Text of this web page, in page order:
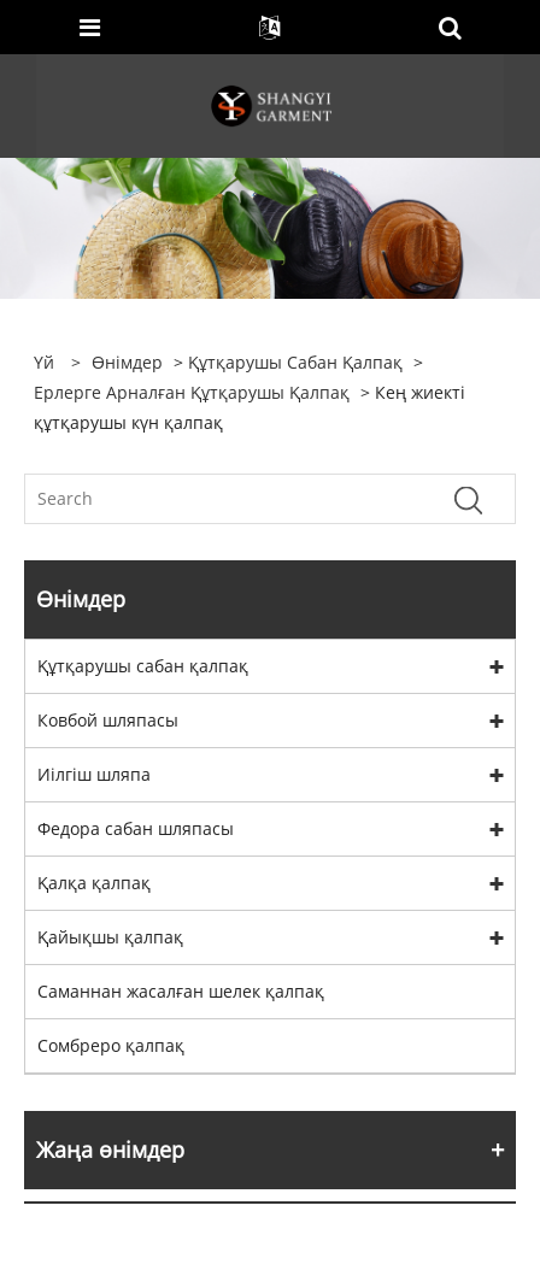
Үй > Өнімдер > Құтқарушы Сабан Қалпақ >
Ерлерге Арналған Құтқарушы Қалпақ > Кең жиекті
құтқарушы күн қалпақ
Өнімдер
Құтқарушы сабан қалпақ
Ковбой шляпасы
Иілгіш шляпа
Федора сабан шляпасы
Қалқа қалпақ
Қайықшы қалпақ
Саманнан жасалған шелек қалпақ
Сомбреро қалпақ
Жаңа өнімдер